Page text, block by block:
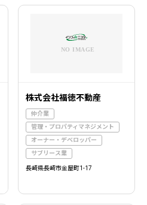
株式会社福徳不動産
仲介業
管理・プロパティマネジメント
オーナー・デベロッパー
サブリース業
長崎県長崎市金屋町1-17